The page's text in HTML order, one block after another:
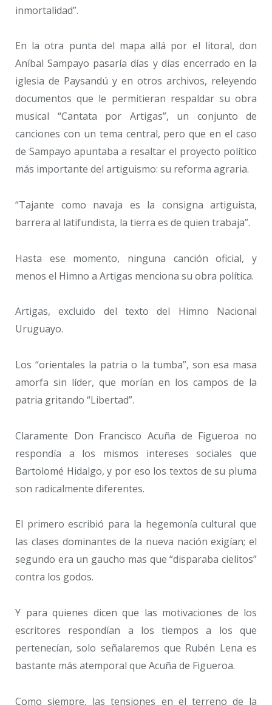
inmortalidad”.
En la otra punta del mapa allá por el litoral, don
Aníbal Sampayo pasaría días y días encerrado en la
iglesia de Paysandú y en otros archivos, releyendo
documentos que le permitieran respaldar su obra
musical “Cantata por Artigas”, un conjunto de
canciones con un tema central, pero que en el caso
de Sampayo apuntaba a resaltar el proyecto político
más importante del artiguismo: su reforma agraria.
“Tajante como navaja es la consigna artiguista,
barrera al latifundista, la tierra es de quien trabaja”.
Hasta ese momento, ninguna canción oficial, y
menos el Himno a Artigas menciona su obra política.
Artigas, excluido del texto del Himno Nacional
Uruguayo.
Los “orientales la patria o la tumba”, son esa masa
amorfa sin líder, que morían en los campos de la
patria gritando “Libertad”.
Claramente Don Francisco Acuña de Figueroa no
respondía a los mismos intereses sociales que
Bartolomé Hidalgo, y por eso los textos de su pluma
son radicalmente diferentes.
El primero escribió para la hegemonía cultural que
las clases dominantes de la nueva nación exigían; el
segundo era un gaucho mas que “disparaba cielitos”
contra los godos.
Y para quienes dicen que las motivaciones de los
escritores respondían a los tiempos a los que
pertenecían, solo señalaremos que Rubén Lena es
bastante más atemporal que Acuña de Figueroa.
Como siempre, las tensiones en el terreno de la